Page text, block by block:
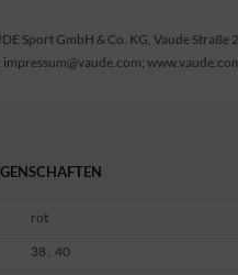
Sport GmbH & Co. KG, Vaude Straße
rot
38 40